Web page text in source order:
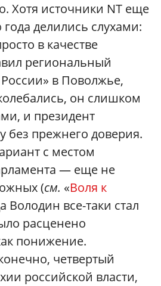
Хотя источники NT еще
делились слухами:
в качестве
региональный
в Поволжье,
он слишком
и президент
без прежнего доверия.
с местом
— еще не
(см. «Воля к
Володин все-таки стал
расценено
понижение.
четвертый
российской власти,